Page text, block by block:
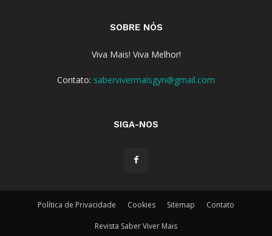
SOBRE NÓS
Viva Mais! Viva Melhor!
Contato: sabervivermaisgyn@gmail.com
SIGA-NOS
Política de Privacidade Cookies Sitemap Contato
Revista Saber Viver Mais